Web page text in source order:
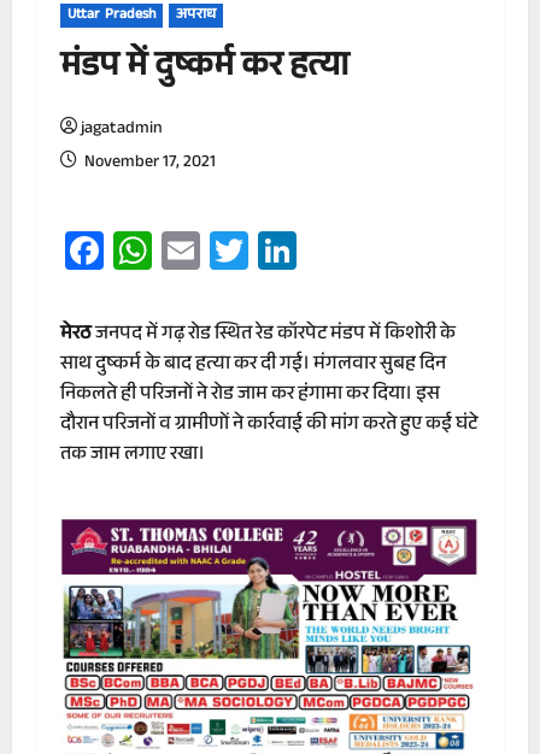
Uttar Pradesh अपराध
मंडप में दुष्कर्म कर हत्या
jagatadmin
November 17, 2021
Facebook
WhatsApp
EmailTwitter
मेरठजनपद में गढ़ रोड स्थित रेड कॉरपेट मंडप में किशोरी के
साथ दुष्कर्म के बाद हत्या कर दी गई। मंगलवार सुबह दिन
निकलते ही परिजनों ने रोड जाम कर हंगामा कर दिया। इस
दौरान परिजनों व ग्रामीणों ने कार्रवाई की मांग करते हुए कई घंटे
तक जाम लगाए रखा।